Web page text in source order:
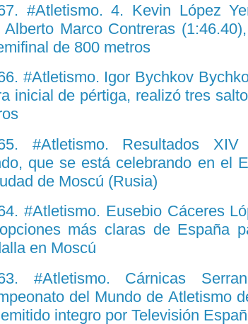
#Atletismo. 4. Kevin López
Alberto Marco Contreras
de 800 metros
#Atletismo. Igor Bychkov
inicial de pértiga, realizó tres
#Atletismo. Resultados XIV
que se está celebrando en el
de Moscú (Rusia)
#Atletismo. Eusebio Cáceres
más claras de España
en Moscú
#Atletismo. Cárnicas
del Mundo de Atletismo
integro por Televisión